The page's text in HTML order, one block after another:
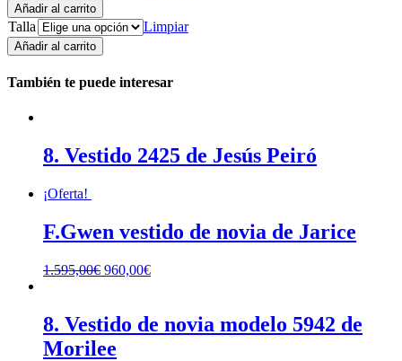
Añadir al carrito
Talla Limpiar
Añadir al carrito
También te puede interesar
8. Vestido 2425 de Jesús Peiró
¡Oferta!
F.Gwen vestido de novia de Jarice
1.595,00€ 960,00€
8. Vestido de novia modelo 5942 de
Morilee